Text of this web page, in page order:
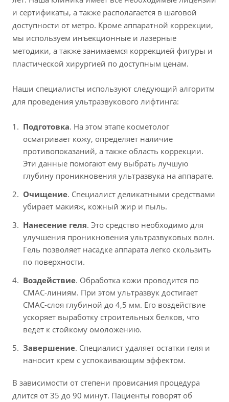
и сертификаты, а также располагается в шаговой
доступности от метро. Кроме аппаратной коррекции,
мы используем инъекционные и лазерные
методики, а также занимаемся коррекцией фигуры и
пластической хирургией по доступным ценам.
Наши специалисты используют следующий алгоритм
для проведения ультразвукового лифтинга:
Подготовка. На этом этапе косметолог
осматривает кожу, определяет наличие
противопоказаний, а также область коррекции.
Эти данные помогают ему выбрать лучшую
глубину проникновения ультразвука на аппарате.
Очищение. Специалист деликатными средствами
убирает макияж, кожный жир и пыль.
Нанесение геля. Это средство необходимо для
улучшения проникновения ультразвуковых волн.
Гель позволяет насадке аппарата легко скользить
по поверхности.
Воздействие. Обработка кожи проводится по
СМАС-линиям. При этом ультразвук достигает
СМАС-слоя глубиной до 4,5 мм. Его воздействие
ускоряет выработку строительных белков, что
ведет к стойкому омоложению.
Завершение. Специалист удаляет остатки геля и
наносит крем с успокаивающим эффектом.
В зависимости от степени провисания процедура
длится от 35 до 90 минут. Пациенты говорят об